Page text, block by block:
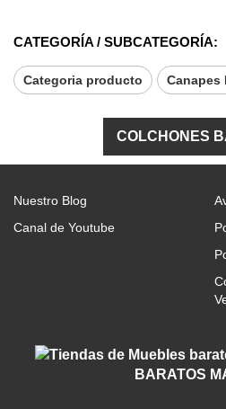
CATEGORÍA / SUBCATEGORÍA:
Categoria producto Canapes
COLCHONES
Nuestro Blog
Canal de Youtube
BARATOS